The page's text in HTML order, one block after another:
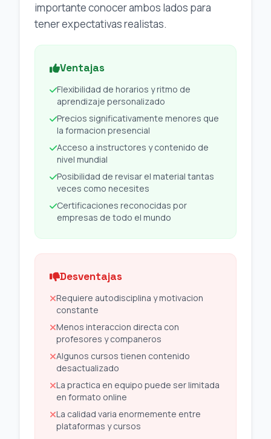
importante conocer ambos lados para
tener expectativas realistas.
Ventajas
Flexibilidad de horarios y ritmo de
aprendizaje personalizado
Precios significativamente menores que
la formacion presencial
Acceso a instructores y contenido de
nivel mundial
Posibilidad de revisar el material tantas
veces como necesites
Certificaciones reconocidas por
empresas de todo el mundo
Desventajas
Requiere autodisciplina y motivacion
constante
Menos interaccion directa con
profesores y companeros
Algunos cursos tienen contenido
desactualizado
La practica en equipo puede ser limitada
en formato online
La calidad varia enormemente entre
plataformas y cursos